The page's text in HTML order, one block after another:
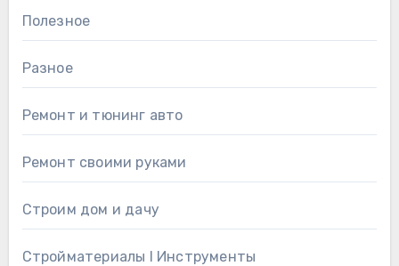
Полезное
Разное
Ремонт и тюнинг авто
Ремонт своими руками
Строим дом и дачу
Стройматериалы l Инструменты